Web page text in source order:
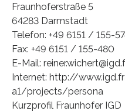
Fraunhoferstraße 5
64283 Darmstadt
Telefon: +49 6151 / 155-
Fax: +49 6151 / 155-480
E-Mail:
Internet: http://
a1/projects/persona
Kurzprofil Fraunhofer IGD